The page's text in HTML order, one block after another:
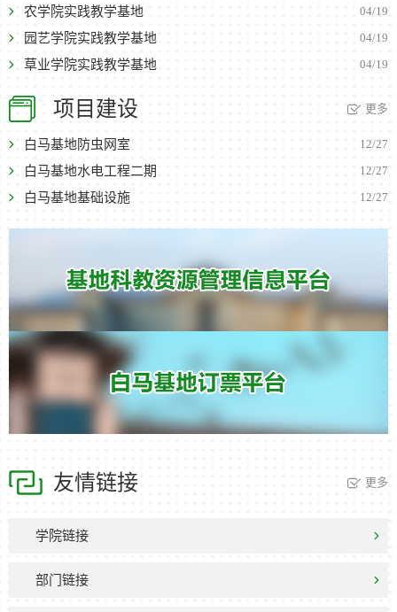
04/19
农学院实践教学基地
04/19
园艺学院实践教学基地
04/19
草业学院实践教学基地
项目建设 更多
12/27
白马基地防虫网室
12/27
白马基地水电工程二期
12/27
白马基地基础设施
友情链接 更多
学院链接
部门链接